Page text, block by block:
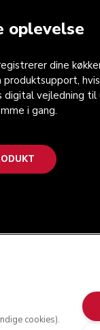
oplevelse
dine
digital vejledning
i gang.
cookies).